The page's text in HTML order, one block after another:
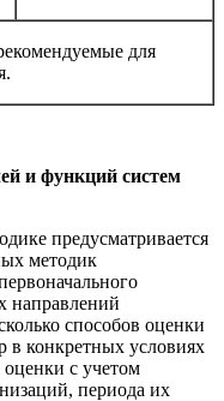
для
и функций систем
предусматривается
методик
направлений
способов оценки
в конкретных условиях
с учетом
периода их